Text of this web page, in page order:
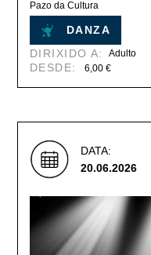
Pazo da Cultura
DANZA
DIRIXIDO A:
Adulto
DESDE: 6,00 €
DATA:
20.06.2026